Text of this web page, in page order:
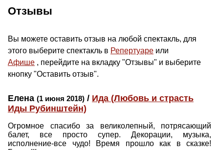
Отзывы
Вы можете оставить отзыв на любой спектакль, для
этого выберите спектакль в Репертуаре или
Афише , перейдите на вкладку "Отзывы" и выберите
кнопку "Оставить отзыв".
Елена (1 июня 2018) / Ида (Любовь и страсть
Иды Рубинштейн)
Огромное спасибо за великолепный, потрясающий
балет, все просто супер. Декорации, музыка,
исполнение-все чудо! Время прошло как в сказке!